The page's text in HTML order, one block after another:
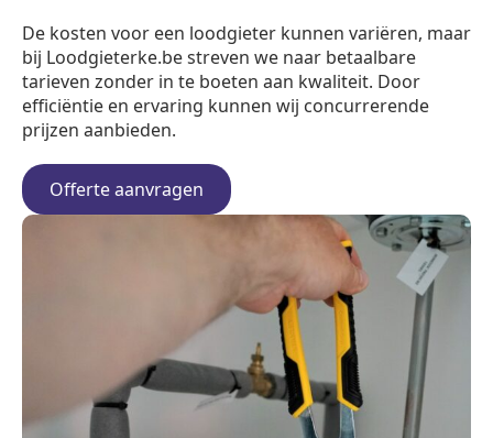
De kosten voor een loodgieter kunnen variëren, maar
bij Loodgieterke.be streven we naar betaalbare
tarieven zonder in te boeten aan kwaliteit. Door
efficiëntie en ervaring kunnen wij concurrerende
prijzen aanbieden.
Offerte aanvragen